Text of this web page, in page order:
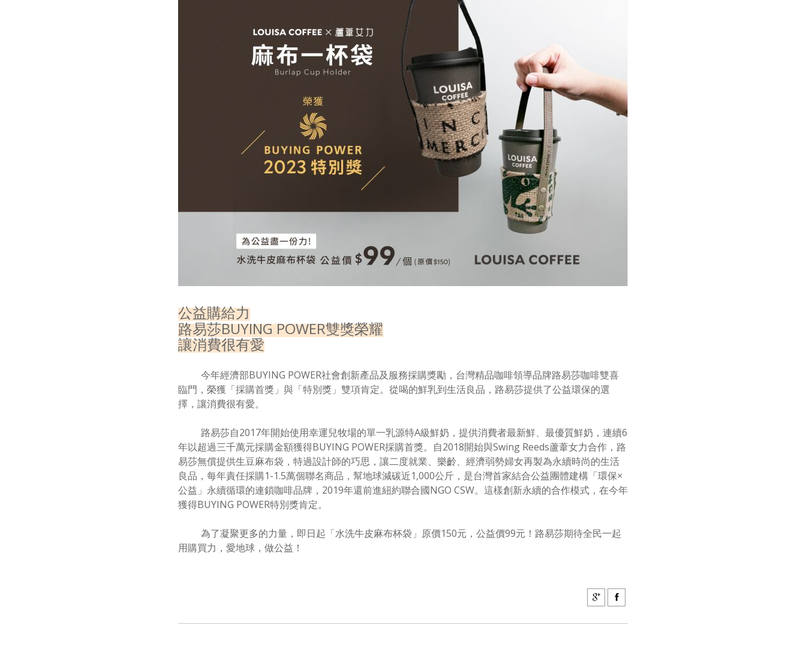
公益購給力
路易莎BUYING POWER雙獎榮耀
讓消費很有愛
今年經濟部BUYING POWER社會創新產品及服務採購獎勵，台灣精品咖啡領導品牌路易莎咖啡雙喜
臨門，榮獲「採購首獎」與「特別獎」雙項肯定。從喝的鮮乳到生活良品，路易莎提供了公益環保的選
擇，讓消費很有愛。
路易莎自2017年開始使用幸運兒牧場的單一乳源特A級鮮奶，提供消費者最新鮮、最優質鮮奶，連續6
年以超過三千萬元採購金額獲得BUYING POWER採購首獎。自2018開始與Swing Reeds蘆葦女力合作，路
易莎無償提供生豆麻布袋，特過設計師的巧思，讓二度就業、樂齡、經濟弱勢婦女再製為永續時尚的生活
良品，每年責任採購1-1.5萬個聯名商品，幫地球減碳近1,000公斤，是台灣首家結合公益團體建構「環保×
公益」永續循環的連鎖咖啡品牌， 2019年還前進紐約聯合國NGO CSW。這樣創新永續的合作模式，在今年
獲得BUYING POWER特別獎肯定。
為了凝聚更多的力量，即日起「水洗牛皮麻布杯袋」原價150元，公益價99元！路易莎期待全民一起
用購買力，愛地球，做公益！